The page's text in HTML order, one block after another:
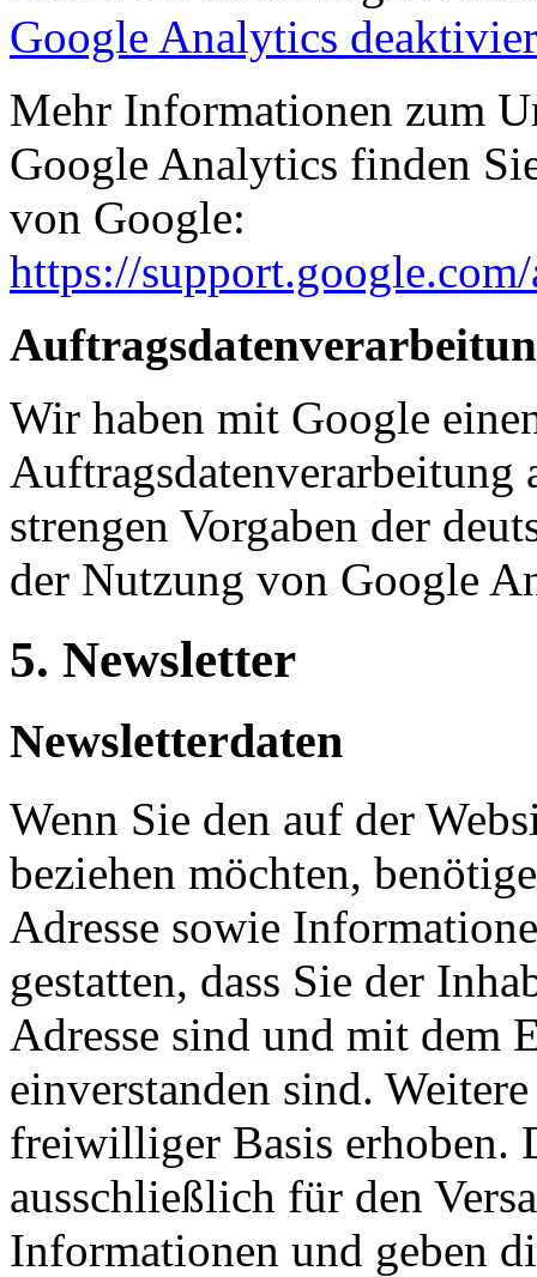
Google Analytics
Mehr Informationen zum
Google Analytics finden
von Google:
https://
Wir haben mit Google
Auftragsdatenverarbeitung
strengen Vorgaben der
der Nutzung von Google
5. Newsletter
Newsletterdaten
Wenn Sie den auf der
beziehen möchten,
Adresse sowie
gestatten, dass Sie der
Adresse sind und mit dem
einverstanden sind.
freiwilliger Basis erhoben.
ausschließlich für den
Informationen und geben